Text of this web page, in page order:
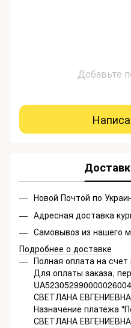
Добавьте
Новой Почтой по
Адресная доставка
Самовывоз из нашего
Подробнее о доставке
Полная оплата на счет
Для оплаты заказа,
СВЕТЛАНА ЕВГЕНИЕВНА
Назначение платежа
СВЕТЛАНА